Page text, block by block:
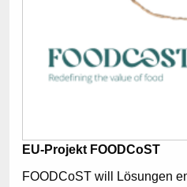
EU-Projekt FOODCoST
FOODCoST will Lösungen